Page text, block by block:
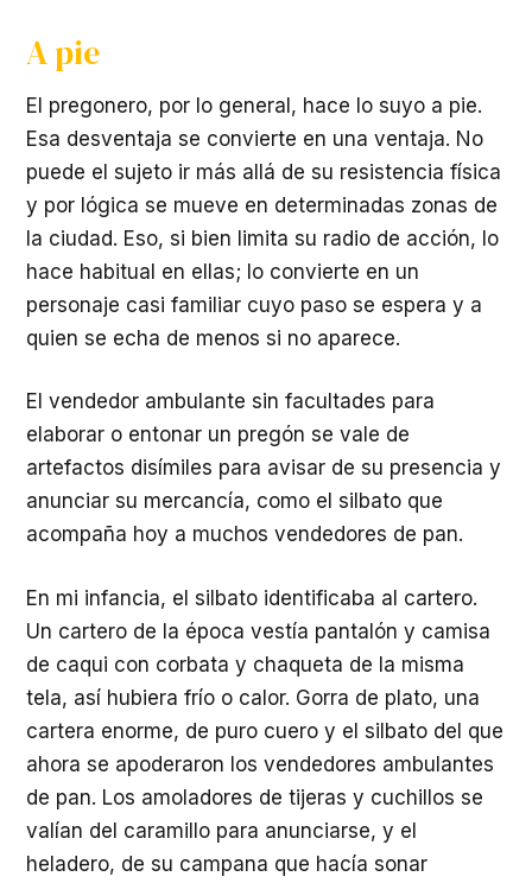
A pie
El pregonero, por lo general, hace lo suyo a pie.
Esa desventaja se convierte en una ventaja. No
puede el sujeto ir más allá de su resistencia física
y por lógica se mueve en determinadas zonas de
la ciudad. Eso, si bien limita su radio de acción, lo
hace habitual en ellas; lo convierte en un
personaje casi familiar cuyo paso se espera y a
quien se echa de menos si no aparece.
El vendedor ambulante sin facultades para
elaborar o entonar un pregón se vale de
artefactos disímiles para avisar de su presencia y
anunciar su mercancía, como el silbato que
acompaña hoy a muchos vendedores de pan.
En mi infancia, el silbato identificaba al cartero.
Un cartero de la época vestía pantalón y camisa
de caqui con corbata y chaqueta de la misma
tela, así hubiera frío o calor. Gorra de plato, una
cartera enorme, de puro cuero y el silbato del que
ahora se apoderaron los vendedores ambulantes
de pan. Los amoladores de tijeras y cuchillos se
valían del caramillo para anunciarse, y el
heladero, de su campana que hacía sonar